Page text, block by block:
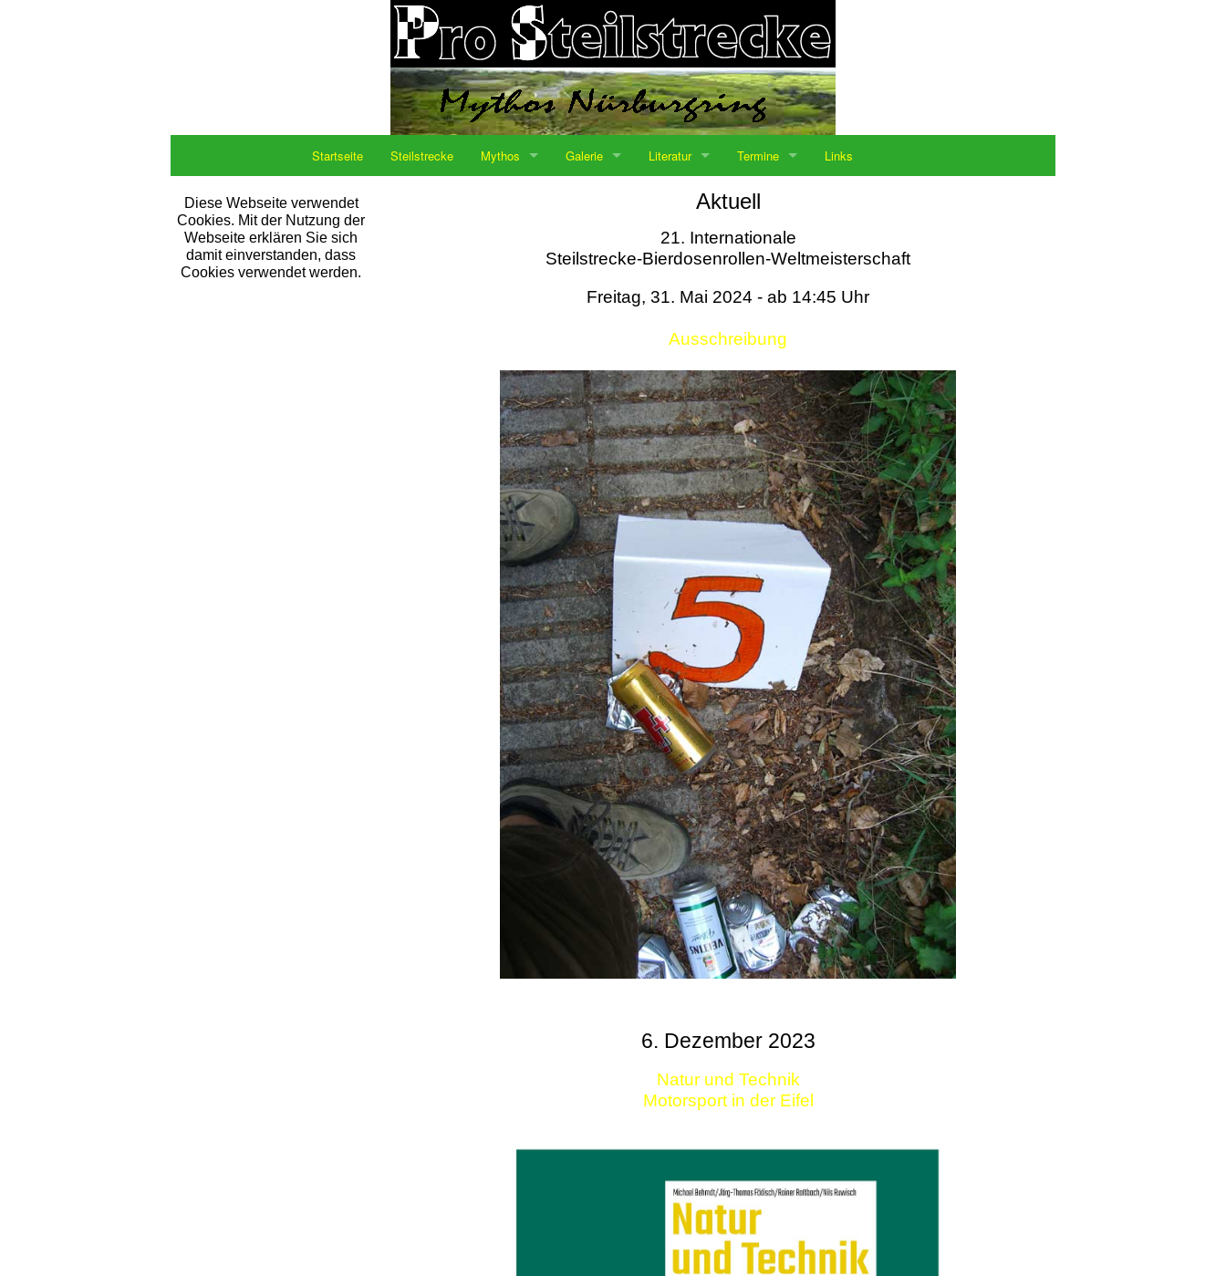
Startseite Steilstrecke Mythos Galerie Literatur Termine Links
Diese Webseite verwendet
Cookies. Mit der Nutzung der
Webseite erklären Sie sich
damit einverstanden, dass
Cookies verwendet werden.
Aktuell
21. Internationale
Steilstrecke-Bierdosenrollen-Weltmeisterschaft
Freitag, 31. Mai 2024 - ab 14:45 Uhr
Ausschreibung
6. Dezember 2023
Natur und Technik
Motorsport in der Eifel